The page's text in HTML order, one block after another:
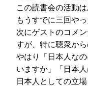
この読書会の活動
もうすでに三回や
次にゲストのコメ
すが、特に聴衆か
やはり「日本人な
いますか」「日本
日本人としての立